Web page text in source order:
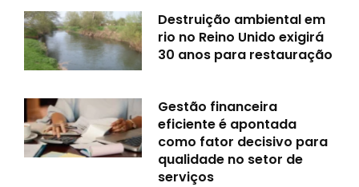
Destruição ambiental em
rio no Reino Unido exigirá
30 anos para restauração
Gestão financeira
eficiente é apontada
como fator decisivo para
qualidade no setor de
serviços